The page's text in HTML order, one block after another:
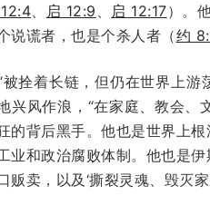
启 12:9 启 12:17）。
说谎者，也是个杀人者（约
拴着长链，但仍在世界上
兴风作浪，“在家庭、教会
的背后黑手。他也是世界上
业和政治腐败体制。他也是
贩卖，以及‘撕裂灵魂、毁灭